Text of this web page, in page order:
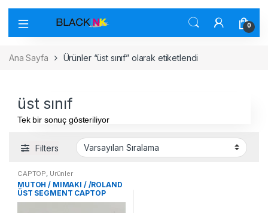
0
Ana Sayfa Ürünler “üst sınıf” olarak etiketlendi
üst sınıf
Tek bir sonuç gösteriliyor
Filters
CAPTOP, Ürünler
MUTOH / MIMAKI / /ROLAND
ÜST SEGMENT CAPTOP